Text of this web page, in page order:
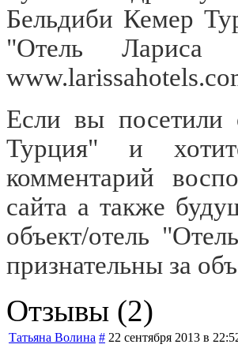
Бельдиби Кемер
"Отель Лариса
Если вы посетили
Турция" и
комментарий
сайта а также
объект/отель
признательны за
Отзывы (2)
Татьяна Волина # 22 сентября 2013 в